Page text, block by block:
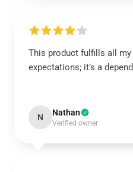
This product fulfills all my
expectations; it’s a
N Nathan
Verified owner